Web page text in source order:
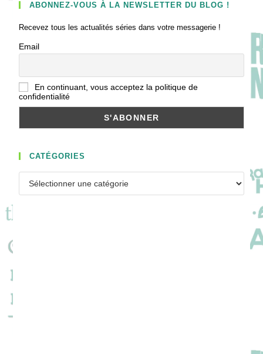
ABONNEZ-VOUS À LA NEWSLETTER DU BLOG !
Recevez tous les actualités séries dans votre messagerie !
Email
En continuant, vous acceptez la politique de
confidentialité
CATÉGORIES